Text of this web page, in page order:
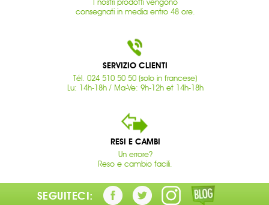
consegnati in media entro 48 ore.
SERVIZIO CLIENTI
Tél. 024 510 50 50 (solo in francese)
Lu: 14h-18h / Ma-Ve: 9h-12h et 14h-18h
RESI E CAMBI
Un errore?
Reso e cambio facili.
SEGUITECI: